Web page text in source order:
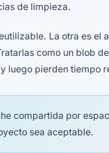
de limpieza.
La otra es el
como un blob
luego pierden tiempo
compartida por
sea aceptable.